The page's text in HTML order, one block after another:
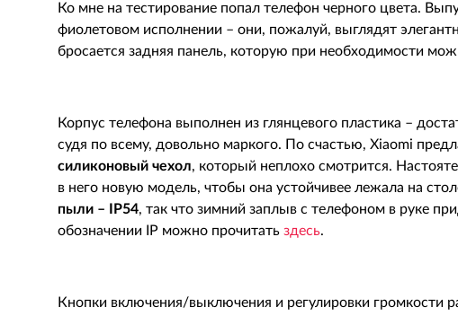
Ко мне на тестирование попал телефон черного цвета.
фиолетовом исполнении – они, пожалуй, выглядят
бросается задняя панель, которую при необходимости
Корпус телефона выполнен из глянцевого пластика –
судя по всему, довольно маркого. По счастью, Xiaomi
силиконовый чехол, который неплохо смотрится.
в него новую модель, чтобы она устойчивее лежала на
пыли –
IP54, так что зимний заплыв с телефоном в руке
обозначении IP можно прочитать здесь.
Кнопки включения/выключения и регулировки громкости